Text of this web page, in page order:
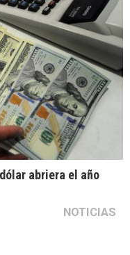
abriera el año
NOTICIAS